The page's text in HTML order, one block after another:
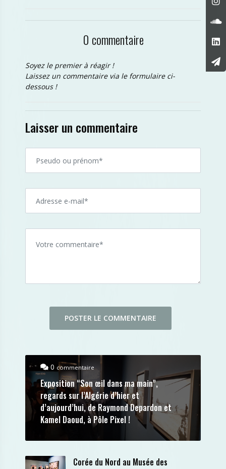
0 commentaire
Soyez le premier à réagir !
Laissez un commentaire via le formulaire ci-
dessous !
Laisser un commentaire
0 commentaire
Exposition “Son œil dans ma main”,
regards sur l’Algérie d’hier et
d’aujourd’hui, de Raymond Depardon et
Kamel Daoud, à Pôle Pixel !
Corée du Nord au Musée des